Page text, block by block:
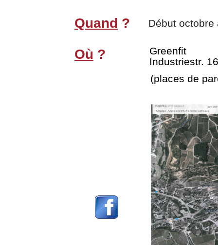
Quand ? Début
Où ?
Greenfit
Industriestr.
(places de